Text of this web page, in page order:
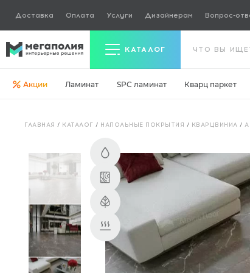
Доставка Оплата Услуги Дизайнерам Вопрос-
КАТАЛОГ
Кварц паркет
Кварцвинил
Ковровая плитка
Паркетная доска
Инженерная доска
Акции Ламинат SPC ламинат Кварц паркет
ГЛАВНАЯ / КАТАЛОГ / НАПОЛЬНЫЕ ПОКРЫТИЯ / КВАРЦВИНИЛ /